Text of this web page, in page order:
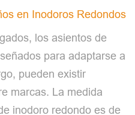
en Inodoros Redondos
los asientos de
para adaptarse a
pueden existir
marcas. La medida
inodoro redondo es de